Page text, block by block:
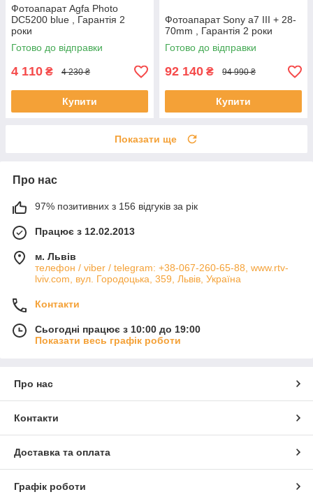
Фотоапарат Agfa Photo
DC5200 blue , Гарантія 2
роки
Готово до відправки
4 110 ₴ 4 230 ₴
Купити
Фотоапарат Sony a7 III + 28-
70mm , Гарантія 2 роки
Готово до відправки
92 140 ₴ 94 990 ₴
Купити
Показати ще
Про нас
97% позитивних з 156 відгуків за рік
Працює з 12.02.2013
м. Львів
телефон / viber / telegram: +38-067-260-65-88, www.rtv-
lviv.com, вул. Городоцька, 359, Львів, Україна
Контакти
Сьогодні працює з 10:00 до 19:00
Показати весь графік роботи
Про нас
Контакти
Доставка та оплата
Графік роботи